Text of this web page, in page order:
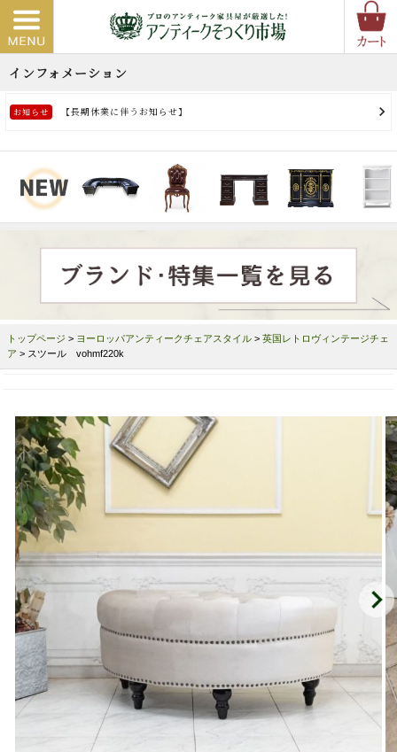
トップページ > ヨーロッパアンティークチェアスタイル > 英国レトロヴィンテージチェ
ア > スツール vohmf220k